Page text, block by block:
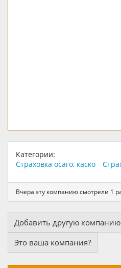
Категории:
Страховка осаго, каско
Вчера эту компанию смотрели 1
Добавить другую компанию
Это ваша компания?